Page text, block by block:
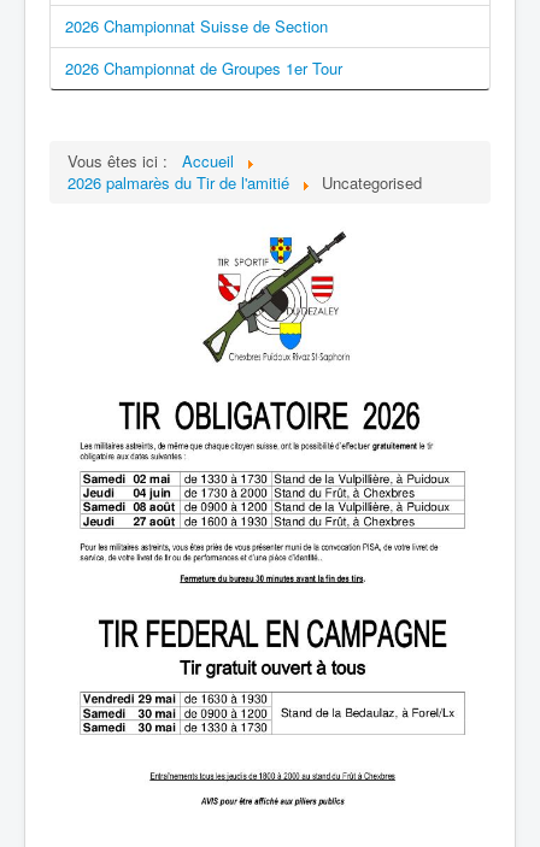
2026 Championnat Suisse de Section
2026 Championnat de Groupes 1er Tour
Vous êtes ici :
Accueil
2026 palmarès du Tir de l'amitié
Uncategorised